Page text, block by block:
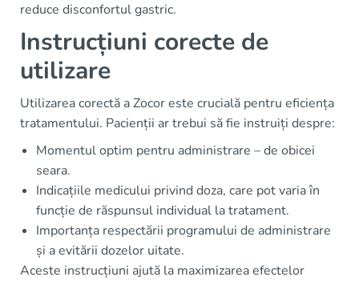
reduce disconfortul gastric.
Instrucțiuni corecte de
utilizare
Utilizarea corectă a Zocor este crucială pentru eficiența
tratamentului. Pacienții ar trebui să fie instruiți despre:
Momentul optim pentru administrare – de obicei
seara.
Indicațiile medicului privind doza, care pot varia în
funcție de răspunsul individual la tratament.
Importanța respectării programului de administrare
și a evitării dozelor uitate.
Aceste instrucțiuni ajută la maximizarea efectelor